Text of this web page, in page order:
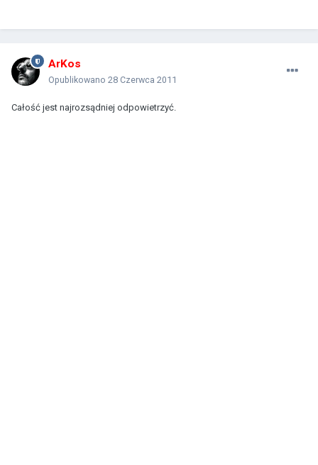
ArKos
Opublikowano 28 Czerwca 2011
Całość jest najrozsądniej odpowietrzyć.